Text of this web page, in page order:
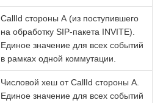
CallId стороны А (из поступившего
на обработку SIP-пакета INVITE).
Единое значение для всех событий
в рамках одной коммутации.
Числовой хеш от CallId стороны А.
Единое значение для всех событий